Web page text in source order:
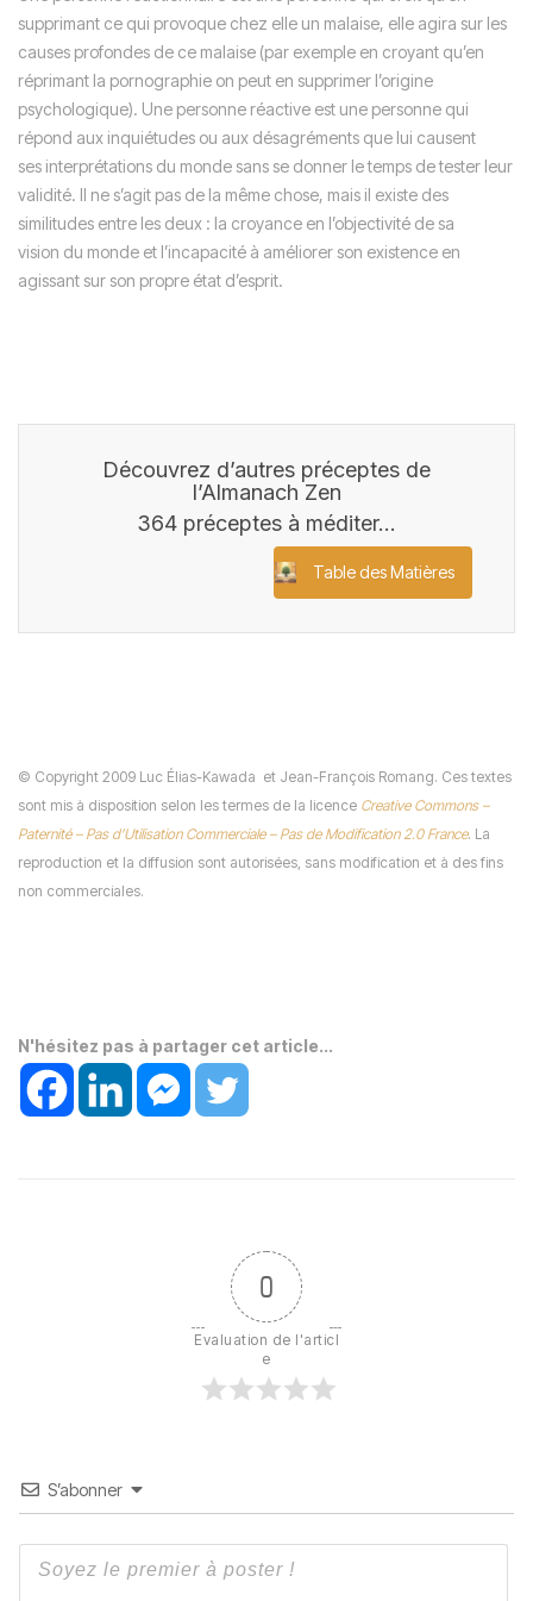
supprimant ce qui provoque chez elle un malaise, elle agira sur les
causes profondes de ce malaise (par exemple en croyant qu’en
réprimant la pornographie on peut en supprimer l’origine
psychologique). Une personne réactive est une personne qui
répond aux inquiétudes ou aux désagréments que lui causent
ses interprétations du monde sans se donner le temps de tester leur
validité. Il ne s’agit pas de la même chose, mais il existe des
similitudes entre les deux : la croyance en l’objectivité de sa
vision du monde et l’incapacité à améliorer son existence en
agissant sur son propre état d’esprit.
Découvrez d’autres préceptes de
l’Almanach Zen
364 préceptes à méditer…
Table des Matières
© Copyright 2009 Luc Élias-Kawada et Jean-François Romang. Ces textes
sont mis à disposition selon les termes de la licence Creative Commons –
Paternité – Pas d’Utilisation Commerciale – Pas de Modification 2.0 France. La
reproduction et la diffusion sont autorisées, sans modification et à des fins
non commerciales.
N'hésitez pas à partager cet article...
0
Evaluation de l'articl
e
S’abonner